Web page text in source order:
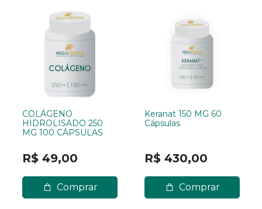
COLÁGENO
HIDROLISADO 250
MG 100 CÁPSULAS
R$ 49,00
Comprar
Keranat 150 MG 60
Cápsulas
R$ 430,00
Comprar